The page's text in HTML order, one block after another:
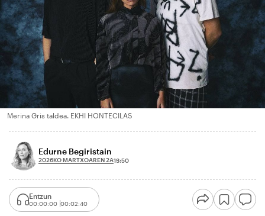
Merina Gris taldea. EKHI HONTECILAS
Edurne Begiristain
2026KO MARTXOAREN 2A13:50
Entzun
00:00:00 00:02:40